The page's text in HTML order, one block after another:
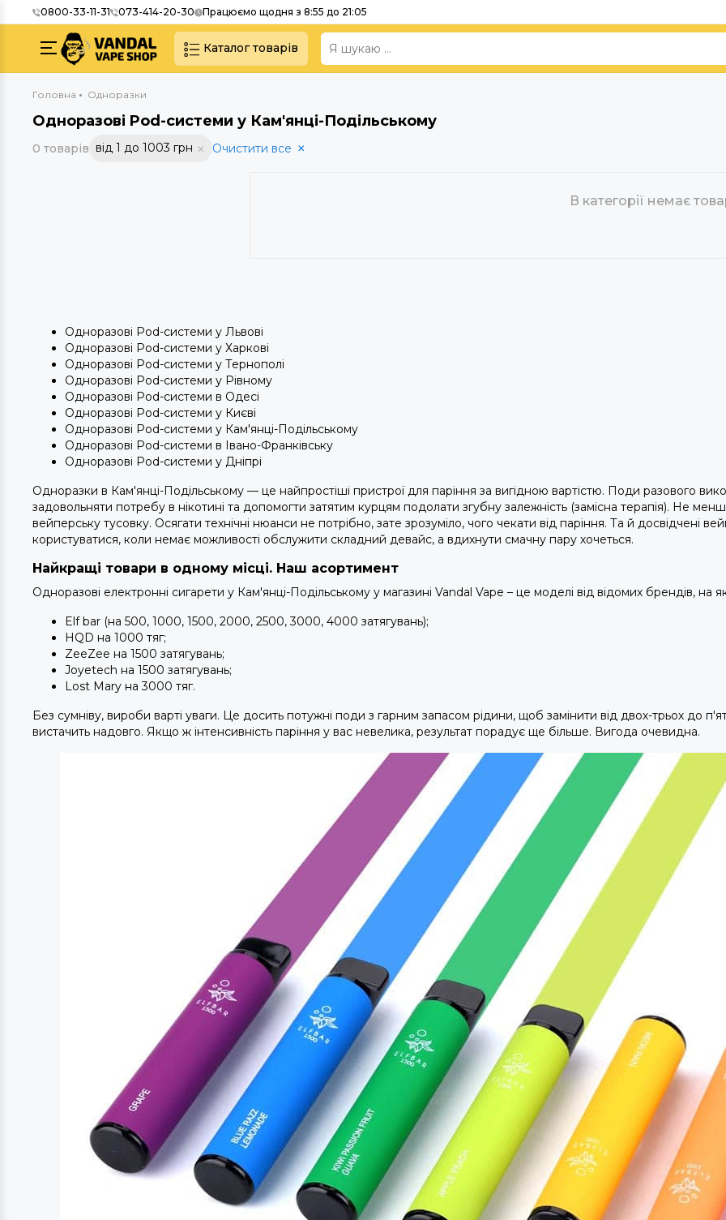
0800-33-11-31 073-414-20-30 Працюємо щодня з 8:55 до 21:05
Каталог товарів
Головна Одноразки
Одноразові Pod-системи у Кам'янці-Подільському
0 товарів від 1 до 1003 грн Очистити все
В категорії немає
Одноразові Pod-системи у Львові
Одноразові Pod-системи у Харкові
Одноразові Pod-системи у Тернополі
Одноразові Pod-системи у Рівному
Одноразові Pod-системи в Одесі
Одноразові Pod-системи у Києві
Одноразові Pod-системи у Кам'янці-Подільському
Одноразові Pod-системи в Івано-Франківську
Одноразові Pod-системи у Дніпрі
Одноразки в Кам'янці-Подільському — це найпростіші пристрої для паріння за вигідною вартістю. Поди разового
задовольняти потребу в нікотині та допомогти затятим курцям подолати згубну залежність (замісна терапія). Не
вейперську тусовку. Осягати технічні нюанси не потрібно, зате зрозуміло, чого чекати від паріння. Та й досвідчені
користуватися, коли немає можливості обслужити складний девайс, а вдихнути смачну пару хочеться.
Найкращі товари в одному місці. Наш асортимент
Одноразові електронні сигарети у Кам'янці-Подільському у магазині Vandal Vape – це моделі від відомих брендів, на
Elf bar (на 500, 1000, 1500, 2000, 2500, 3000, 4000 затягувань);
HQD на 1000 тяг;
ZeeZee на 1500 затягувань;
Joyetech на 1500 затягувань;
Lost Mary на 3000 тяг.
Без сумніву, вироби варті уваги. Це досить потужні поди з гарним запасом рідини, щоб замінити від двох-трьох до
вистачить надовго. Якщо ж інтенсивність паріння у вас невелика, результат порадує ще більше. Вигода очевидна.